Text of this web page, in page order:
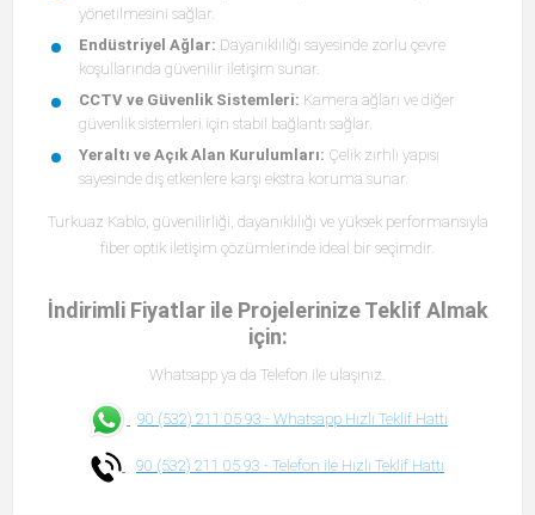
yönetilmesini sağlar.
Endüstriyel Ağlar: Dayanıklılığı sayesinde zorlu çevre
koşullarında güvenilir iletişim sunar.
CCTV ve Güvenlik Sistemleri: Kamera ağları ve diğer
güvenlik sistemleri için stabil bağlantı sağlar.
Yeraltı ve Açık Alan Kurulumları: Çelik zırhlı yapısı
sayesinde dış etkenlere karşı ekstra koruma sunar.
Turkuaz Kablo, güvenilirliği, dayanıklılığı ve yüksek performansıyla
fiber optik iletişim çözümlerinde ideal bir seçimdir.
İndirimli Fiyatlar ile Projelerinize Teklif Almak
için:
Whatsapp ya da Telefon ile ulaşınız.
90 (532) 211 05 93 - Whatsapp Hızlı Teklif Hattı
90 (532) 211 05 93 - Telefon ile Hızlı Teklif Hattı